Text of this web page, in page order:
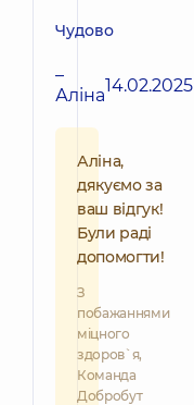
Чудово
–
Аліна14.02.2025
Аліна,
дякуємо за
ваш відгук!
Були раді
допомогти!
З
побажаннями
міцного
здоров`я,
Команда
Добробут